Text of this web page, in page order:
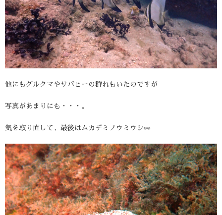
他にもグルクマやサバヒーの群れもいたのですが
写真があまりにも・・・。
気を取り直して、最後はムカデミノウミウシ👀